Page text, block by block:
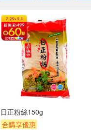
日正粉絲150g
合購享優惠